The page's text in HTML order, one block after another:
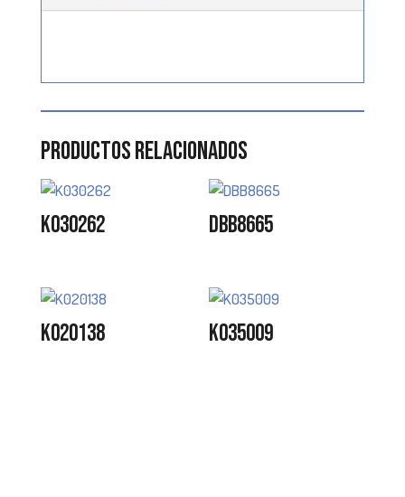
Productos relacionados
K030262 DBB8665
K020138 K035009